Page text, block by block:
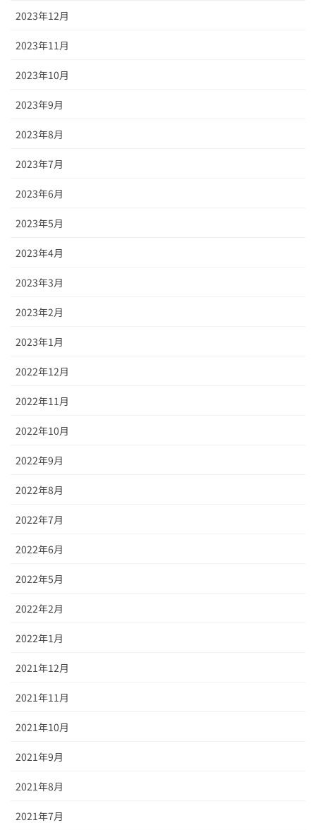
2023年12月
2023年11月
2023年10月
2023年9月
2023年8月
2023年7月
2023年6月
2023年5月
2023年4月
2023年3月
2023年2月
2023年1月
2022年12月
2022年11月
2022年10月
2022年9月
2022年8月
2022年7月
2022年6月
2022年5月
2022年2月
2022年1月
2021年12月
2021年11月
2021年10月
2021年9月
2021年8月
2021年7月